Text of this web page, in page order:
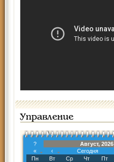
Управление
?
Август, 2026
«
‹ Сегодня
Пн
Вт Ср Чт Пт